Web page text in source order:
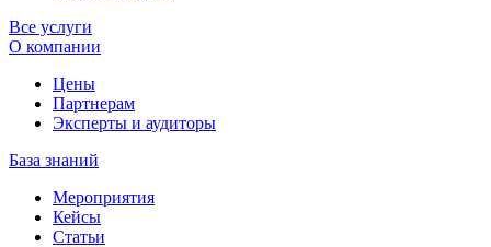
Все услуги
О компании
Цены
Партнерам
Эксперты и аудиторы
База знаний
Мероприятия
Кейсы
Статьи